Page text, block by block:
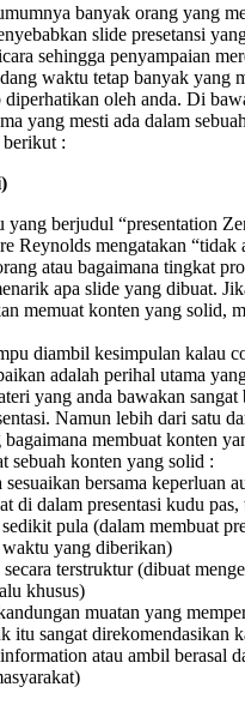
banyak orang yang
slide presetansi
sehingga penyampaian
waktu tetap banyak yang
oleh anda. Di
yang mesti ada dalam
berikut :
yang berjudul “presentation
Reynolds mengatakan “tidak
atau bagaimana tingkat
apa slide yang dibuat.
memuat konten yang solid,
diambil kesimpulan kalau
adalah perihal utama
yang anda bawakan sangat
Namun lebih dari satu
membuat konten
sebuah konten yang solid :
bersama keperluan
di dalam presentasi kudu pas,
pula (dalam membuat
yang diberikan)
terstruktur (dibuat
khusus)
muatan yang
itu sangat direkomendasikan
atau ambil berasal